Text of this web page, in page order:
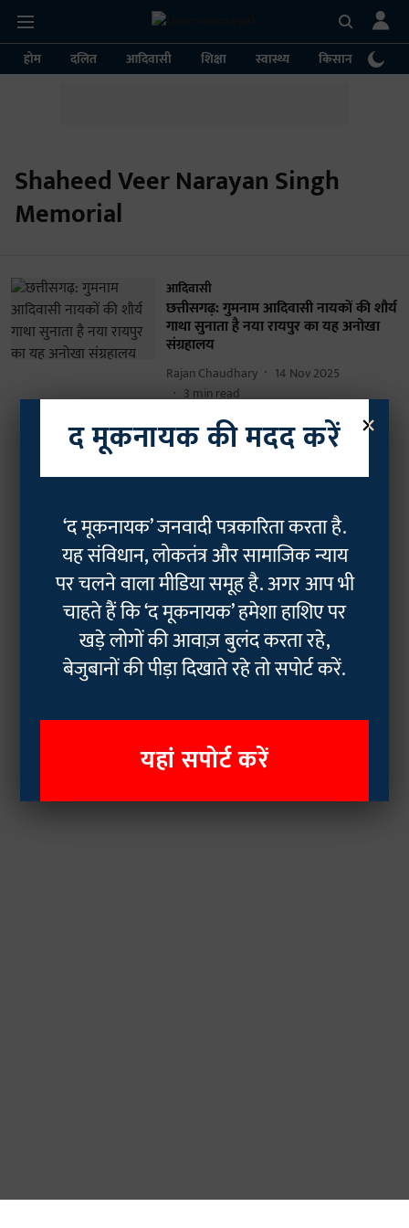
होम दलित आदिवासी शिक्षा स्वास्थ्य किसान
Shaheed Veer Narayan Singh
Memorial
आदिवासी
छत्तीसगढ़: गुमनाम आदिवासी नायकों की शौर्य
गाथा सुनाता है नया रायपुर का यह अनोखा
संग्रहालय
Rajan Chaudhary
14 Nov 2025
3 min read
×
द मूकनायक की मदद करें
‘द मूकनायक’ जनवादी पत्रकारिता करता है.
यह संविधान, लोकतंत्र और सामाजिक न्याय
पर चलने वाला मीडिया समूह है. अगर आप भी
चाहते हैं कि ‘द मूकनायक’ हमेशा हाशिए पर
खड़े लोगों की आवाज़ बुलंद करता रहे,
बेजुबानों की पीड़ा दिखाते रहे तो सपोर्ट करें.
यहां सपोर्ट करें